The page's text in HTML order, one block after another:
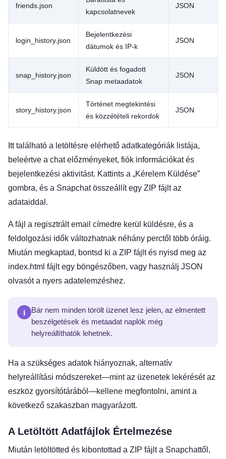
friends.json
kapcsolatnevek
JSON
login_history.json
Bejelentkezési
dátumok és IP-k
JSON
snap_history.json
Küldött és fogadott
Snap metaadatok
JSON
story_history.json
Történet megtekintési
és közzétételi rekordok
JSON
Itt található a letöltésre elérhető adatkategóriák listája,
beleértve a chat előzményeket, fiók információkat és
bejelentkezési aktivitást. Kattints a „Kérelem Küldése”
gombra, és a Snapchat összeállít egy ZIP fájlt az
adataiddal.
A fájl a regisztrált email címedre kerül küldésre, és a
feldolgozási idők változhatnak néhány perctől több óráig.
Miután megkaptad, bontsd ki a ZIP fájlt és nyisd meg az
index.html fájlt egy böngészőben, vagy használj JSON
olvasót a nyers adatelemzéshez.
i
Bár nem minden törölt üzenet lesz jelen, az elmentett
beszélgetések és metaadat naplók még
helyreállíthatók lehetnek.
Ha a szükséges adatok hiányoznak, alternatív
helyreállítási módszereket—mint az üzenetek lekérését az
eszköz gyorsítótárából—kellene megfontolni, amint a
következő szakaszban magyarázott.
A Letöltött Adatfájlok Értelmezése
Miután letöltötted és kibontottad a ZIP fájlt a Snapchattől,